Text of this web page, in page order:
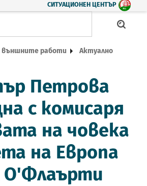
СИТУАЦИОНЕН ЦЕНТЪР
работи
Актуално
Петрова
с комисаря
на човека
на Европа
О'Флаърти